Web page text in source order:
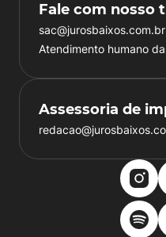
Fale com nosso
sac@jurosbaixos.com.br
Atendimento humano
Assessoria de